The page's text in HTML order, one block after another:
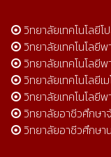
วิทยาลัยเทคโนโลยีโ
วิทยาลัยเทคโนโลยี
วิทยาลัยเทคโนโลยี
วิทยาลัยเทคโนโลยีเ
วิทยาลัยเทคโนโลยี
วิทยาลัยอาชีวศึกษา
วิทยาลัยอาชีวศึกษา